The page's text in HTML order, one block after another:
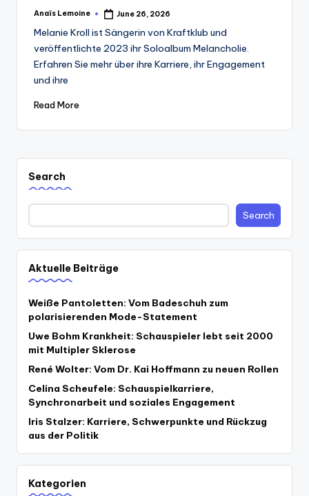
Posted
Anaïs Lemoine June 26, 2026
Melanie Kroll ist Sängerin von Kraftklub und
veröffentlichte 2023 ihr Soloalbum Melancholie.
Erfahren Sie mehr über ihre Karriere, ihr Engagement
und ihre
Read More
Search
Search
Aktuelle Beiträge
Weiße Pantoletten: Vom Badeschuh zum
polarisierenden Mode-Statement
Uwe Bohm Krankheit: Schauspieler lebt seit 2000
mit Multipler Sklerose
René Wolter: Vom Dr. Kai Hoffmann zu neuen Rollen
Celina Scheufele: Schauspielkarriere,
Synchronarbeit und soziales Engagement
Iris Stalzer: Karriere, Schwerpunkte und Rückzug
aus der Politik
Kategorien